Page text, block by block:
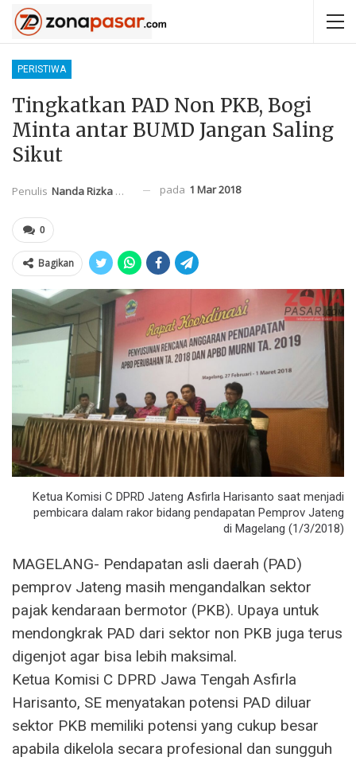
PERISTIWA
Tingkatkan PAD Non PKB, Bogi
Minta antar BUMD Jangan Saling
Sikut
Penulis Nanda Rizka Mahendra pada 1 Mar 2018
0
Bagikan
Ketua Komisi C DPRD Jateng Asfirla Harisanto saat menjadi
pembicara dalam rakor bidang pendapatan Pemprov Jateng
di Magelang (1/3/2018)
MAGELANG- Pendapatan asli daerah (PAD)
pemprov Jateng masih mengandalkan sektor
pajak kendaraan bermotor (PKB). Upaya untuk
mendongkrak PAD dari sektor non PKB juga terus
digenjot agar bisa lebih maksimal.
Ketua Komisi C DPRD Jawa Tengah Asfirla
Harisanto, SE menyatakan potensi PAD diluar
sektor PKB memiliki potensi yang cukup besar
apabila dikelola secara profesional dan sungguh